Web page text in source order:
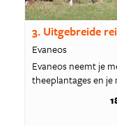
3. Uitgebreide
Evaneos
Evaneos neemt je
theeplantages en